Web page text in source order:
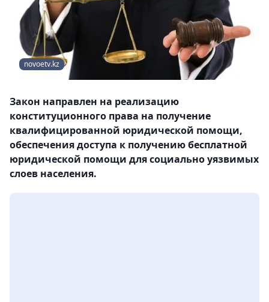
novoetv.kz
Закон направлен на реализацию
конституционного права на получение
квалифицированной юридической помощи,
обеспечения доступа к получению бесплатной
юридической помощи для социально уязвимых
слоев населения.